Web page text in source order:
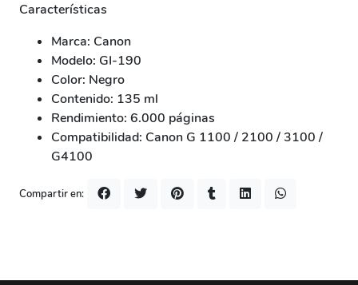
Características
Marca: Canon
Modelo: GI-190
Color: Negro
Contenido: 135 ml
Rendimiento: 6.000 páginas
Compatibilidad: Canon G 1100 / 2100 / 3100 /
G4100
Compartir en: